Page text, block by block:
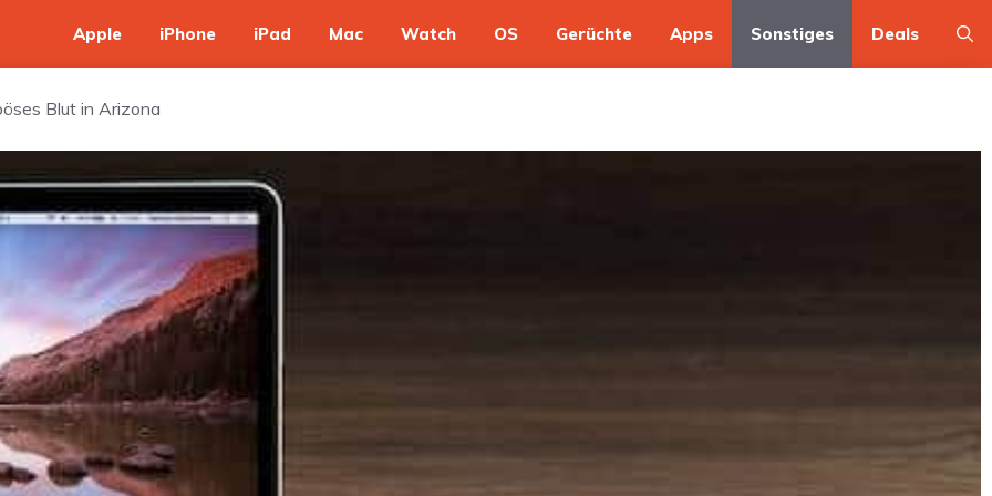
Apple iPhone iPad Mac Watch OS Gerüchte Apps Sonstiges Deals
Blut in Arizona